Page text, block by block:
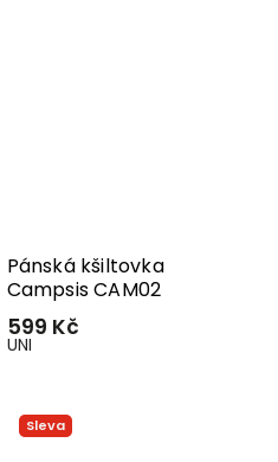
Pánská kšiltovka
Campsis CAM02
599 Kč
UNI
Sleva